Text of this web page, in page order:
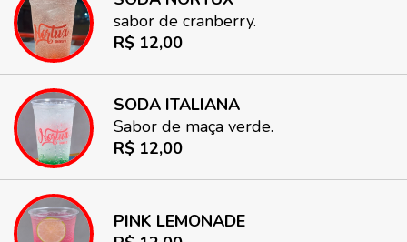
sabor de cranberry.
R$ 12,00
SODA ITALIANA
Sabor de maça verde.
R$ 12,00
PINK LEMONADE